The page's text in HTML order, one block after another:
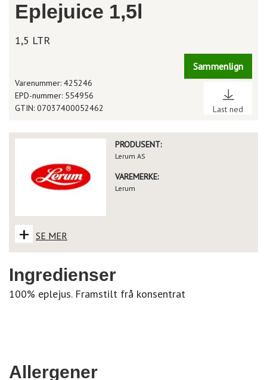
Eplejuice 1,5l
1,5 LTR
Sammenlign
Last ned
Varenummer: 425246
EPD-nummer: 554956
GTIN: 07037400052462
PRODUSENT:
Lerum AS
VAREMERKE:
Lerum
+ SE MER
Ingredienser
100% eplejus. Framstilt frå konsentrat
Allergener